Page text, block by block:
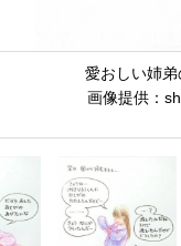
愛おしい姉
画像提供：